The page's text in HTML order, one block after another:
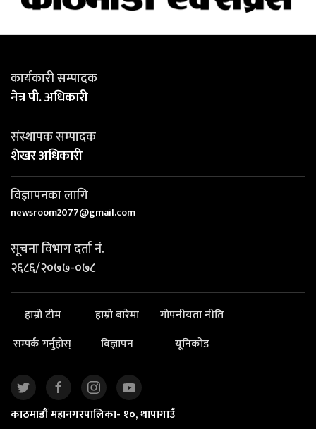
कार्यकारी सम्पादक
नेत्र पी. अधिकारी
संस्थापक सम्पादक
शेखर अधिकारी
विज्ञापनका लागि
newsroom2077@gmail.com
सूचना विभाग दर्ता नं.
२६८६/२०७७-०७८
हाम्रो टीम हाम्रो बारेमा
गोपनीयता नीति
सम्पर्क गर्नुहोस्
विज्ञापन यूनिकोड
काठमाडौं महानगरपालिका- १०, थापागाउँ